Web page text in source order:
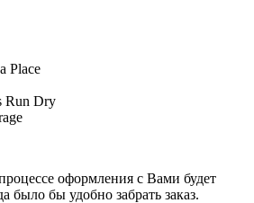
Place
Run Dry
оформления с Вами будет
было бы удобно забрать заказ.